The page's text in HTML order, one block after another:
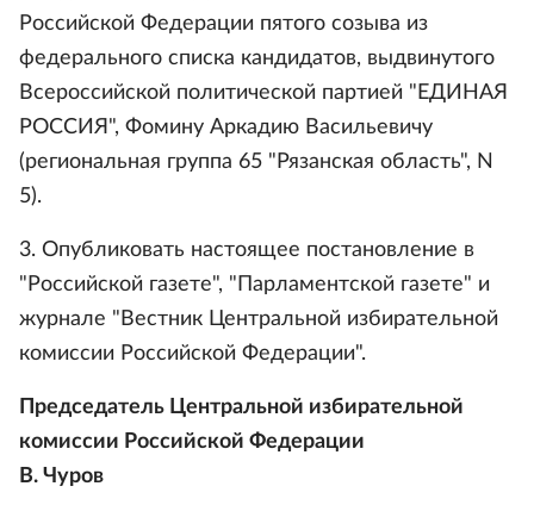
Российской Федерации пятого созыва из
федерального списка кандидатов, выдвинутого
Всероссийской политической партией "ЕДИНАЯ
РОССИЯ", Фомину Аркадию Васильевичу
(региональная группа 65 "Рязанская область", N
5).
3. Опубликовать настоящее постановление в
"Российской газете", "Парламентской газете" и
журнале "Вестник Центральной избирательной
комиссии Российской Федерации".
Председатель Центральной избирательной
комиссии Российской Федерации
В. Чуров